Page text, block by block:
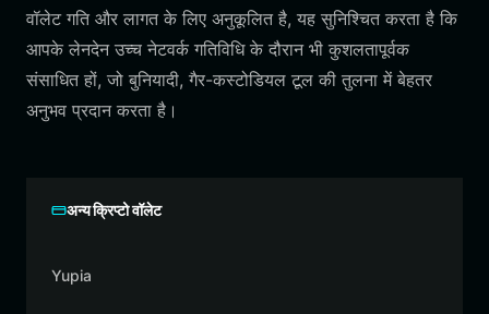
वॉलेट गति और लागत के लिए अनुकूलित है, यह सुनिश्चित करता है कि
आपके लेनदेन उच्च नेटवर्क गतिविधि के दौरान भी कुशलतापूर्वक
संसाधित हों, जो बुनियादी, गैर-कस्टोडियल टूल की तुलना में बेहतर
अनुभव प्रदान करता है।
अन्य क्रिप्टो वॉलेट
Yupia